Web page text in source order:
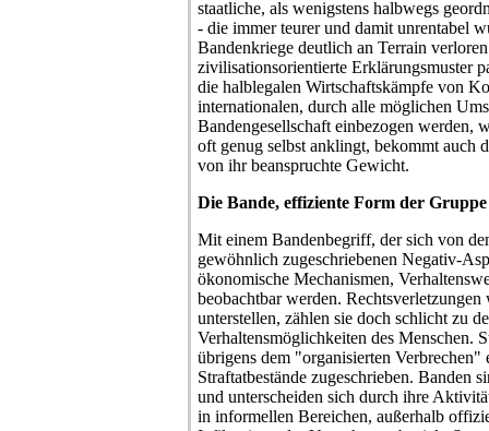
staatliche, als wenigstens halbwegs
- die immer teurer und damit unrentabel
Bandenkriege deutlich an Terrain
zivilisationsorientierte Erklärungsmuster
die halblegalen Wirtschaftskämpfe von
internationalen, durch alle möglichen
Bandengesellschaft einbezogen werden,
oft genug selbst anklingt, bekommt auch
von ihr beanspruchte Gewicht.
Die Bande, effiziente Form der Gruppe
Mit einem Bandenbegriff, der sich von
gewöhnlich zugeschriebenen Negativ-
ökonomische Mechanismen,
beobachtbar werden.
unterstellen, zählen sie doch schlicht zu
Verhaltensmöglichkeiten des Menschen.
übrigens dem "organisierten Verbrechen"
Straftatbestände zugeschrieben. Banden
und unterscheiden sich durch ihre
in informellen Bereichen, außerhalb